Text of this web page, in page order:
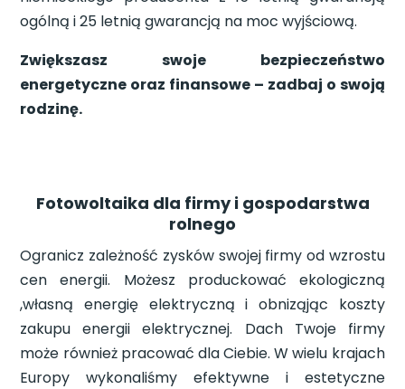
ogólną i 25 letnią gwarancją na moc wyjściową.
Zwiększasz swoje bezpieczeństwo
energetyczne oraz finansowe – zadbaj o swoją
rodzinę.
Fotowoltaika dla firmy i gospodarstwa
rolnego
Ogranicz zależność zysków swojej firmy od wzrostu
cen energii. Możesz produckować ekologiczną
,własną energię elektryczną i obniząjąc koszty
zakupu energii elektrycznej. Dach Twoje firmy
może również pracować dla Ciebie. W wielu krajach
Europy wykonaliśmy efektywne i estetyczne